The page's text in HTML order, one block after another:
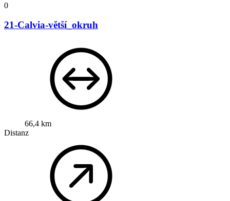
0
21-Calvia-větší_okruh
66,4 km
Distanz